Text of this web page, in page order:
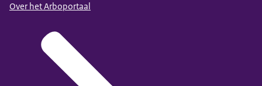
Over het Arboportaal